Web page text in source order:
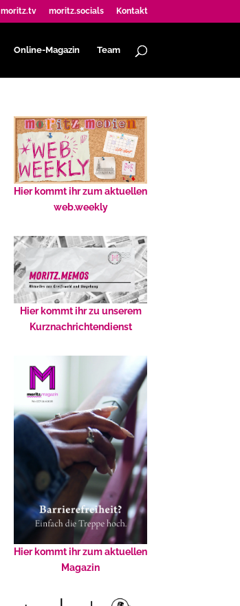
moritz.tv moritz.socials Kontakt
Online-Magazin Team
Hier kommt ihr zum aktuellen
web.weekly
Hier kommt ihr zu unserem
Kurznachrichtendienst
Hier kommt ihr zum aktuellen
Magazin